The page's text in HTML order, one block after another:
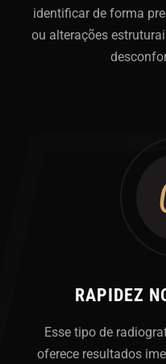
identificar de forma
ou alterações
RAPIDEZ
Esse tipo de
oferece resultados